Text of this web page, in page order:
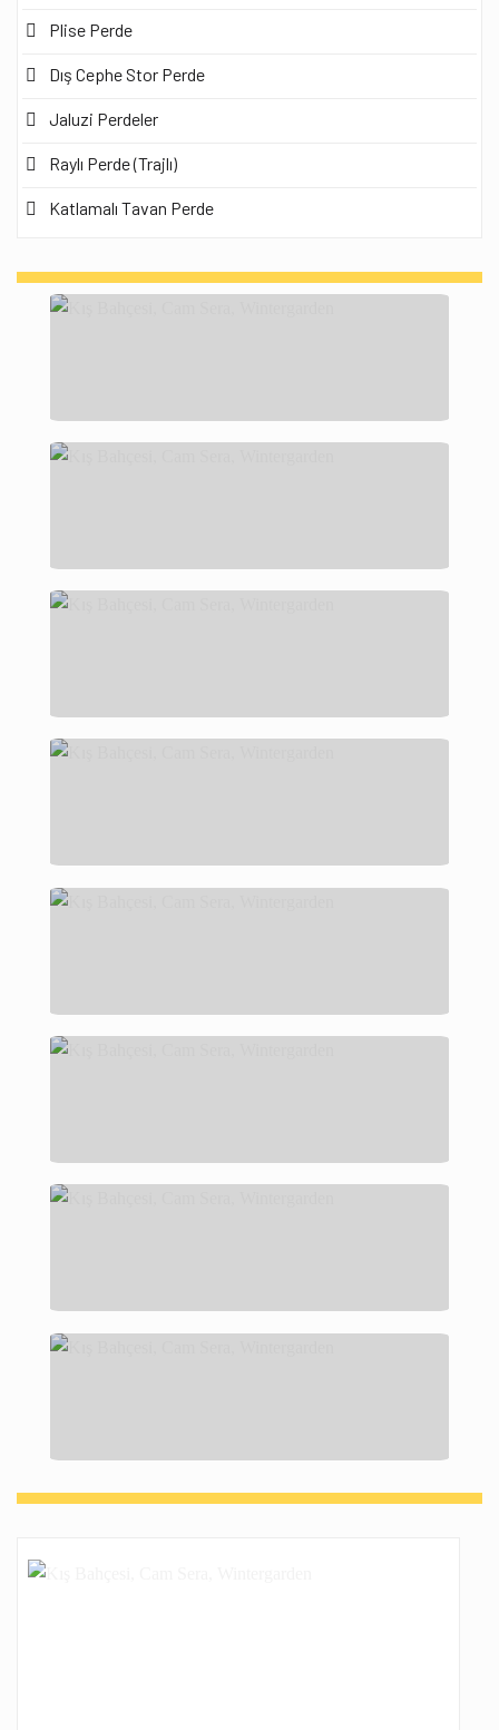
Plise Perde
Dış Cephe Stor Perde
Jaluzi Perdeler
Raylı Perde (Trajlı)
Katlamalı Tavan Perde